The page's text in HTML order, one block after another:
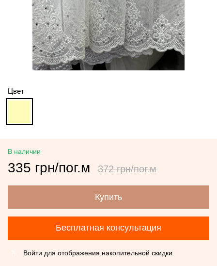
Цвет
В наличии
335 грн/пог.м 372 грн/пог.м
Купить
Бесплатная консультация
Войти для отображения накопительной скидки